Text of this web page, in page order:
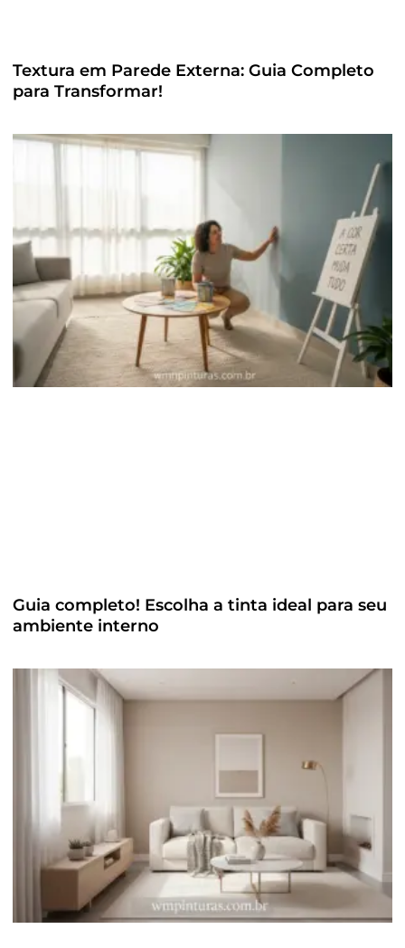
Textura em Parede Externa: Guia Completo
para Transformar!
Guia completo! Escolha a tinta ideal para seu
ambiente interno